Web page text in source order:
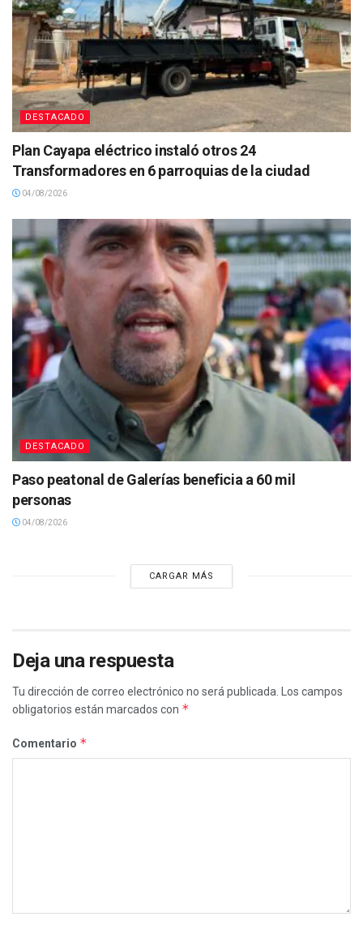
DESTACADO
Plan Cayapa eléctrico instaló otros 24
Transformadores en 6 parroquias de la ciudad
04/08/2026
DESTACADO
Paso peatonal de Galerías beneficia a 60 mil
personas
04/08/2026
CARGAR MÁS
Deja una respuesta
Tu dirección de correo electrónico no será publicada.
Los campos
obligatorios están marcados con *
Comentario *